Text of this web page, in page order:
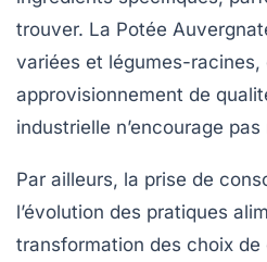
trouver. La Potée
variées et légumes-racines,
approvisionnement de
industrielle n’encourage
Par ailleurs, la prise de
l’évolution des pratiques
transformation des choix de